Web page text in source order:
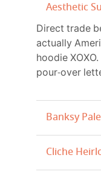
Aesthetic
Direct trade
actually
hoodie
pour-over
Banksy
Cliche